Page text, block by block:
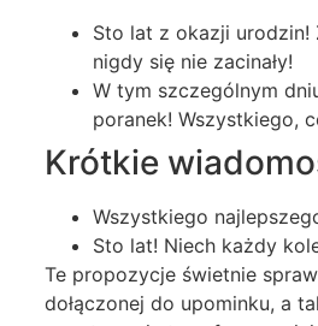
Sto lat z okazji urodzin!
nigdy się nie zacinały!
W tym szczególnym
poranek! Wszystkiego,
Krótkie
Wszystkiego
Sto lat! Niech każdy
Te propozycje świetnie
dołączonej do upominku, a